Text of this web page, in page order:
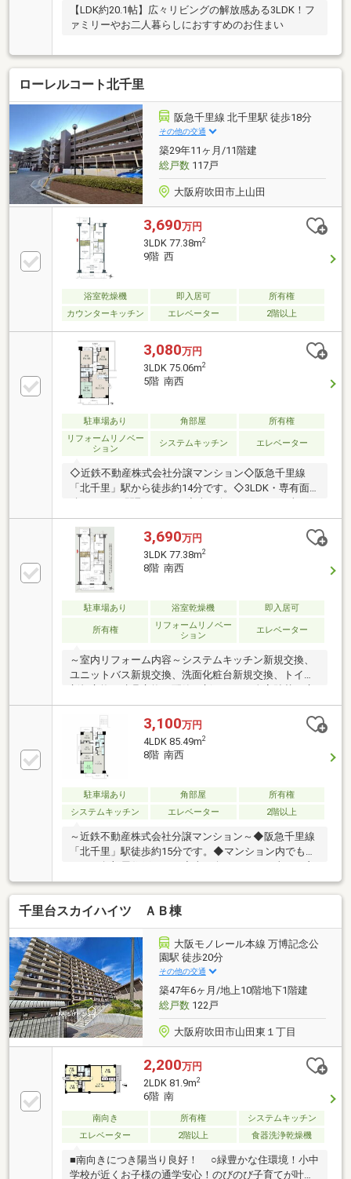
【LDK約20.1帖】広々リビングの解放感ある3LDK！フ
ァミリーやお二人暮らしにおすすめのお住まい
ローレルコート北千里
阪急千里線 北千里駅 徒歩18分
その他の交通
築29年11ヶ月/11階建
総戸数117戸
大阪府吹田市上山田
3,690万円
3LDK 77.38m2
9階 西
浴室乾燥機 即入居可
所有権
カウンターキッチン
エレベーター 2階以上
3,080万円
3LDK 75.06m2
5階 南西
駐車場あり 角部屋
所有権
リフォームリノベー
ション
システムキッチン エレベーター
◇近鉄不動産株式会社分譲マンション◇阪急千里線
「北千里」駅から徒歩約14分です。◇3LDK・専有面
り・通風良好です。◇周辺に買物施設・教育施設が充
実しています。◇リフォーム履歴あり 2023年：洋室の
クロス・床貼替、洗面室新調、ユニットバス交換、浴
室新調 2024年：LDKのクロス・フローリング貼替、ト
イレ交換、玄関タイル貼替、廊下貼替
3,690万円
3LDK 77.38m2
8階 南西
駐車場あり 浴室乾燥機 即入居可
所有権
リフォームリノベー
ション
エレベーター
～室内リフォーム内容～システムキッチン新規交換、
ユニットバス新規交換、洗面化粧台新規交換、トイレ
材張替、食洗器取付、ハウスクリーニング等◆阪急千
里線「北千里」駅徒歩約14分です。◆南西向きのため
日当たり良好です。◆両面バルコニーのため、通風良
好です。◆高台に位置するため、眺望良好です。◆閑
静な住宅街は子育て環境にぴったりです。◆周辺に教
育施設、買物施設が充実しています。皆様からのお問
合せ心よりお待ちしております。
3,100万円
4LDK 85.49m2
8階 南西
駐車場あり 角部屋
所有権
システムキッチン
エレベーター 2階以上
～近鉄不動産株式会社分譲マンション～◆阪急千里線
「北千里」駅徒歩約15分です。◆マンション内でも限
好です。◆両面バルコニーのため、通風良好です。◆
高台に位置するため、眺望良好です。◆閑静な住宅街
は子育て環境にぴったりです。◆周辺に教育施設、買
物施設が充実しています。◆リフォームの相談も承っ
ております。
千里台スカイハイツ ＡＢ棟
大阪モノレール本線 万博記念公
園駅 徒歩20分
その他の交通
築47年6ヶ月/地上10階地下1階建
総戸数122戸
大阪府吹田市山田東１丁目
2,200万円
2LDK 81.9m2
6階 南
南向き 所有権
システムキッチン
エレベーター
2階以上 食器洗浄乾燥機
■南向きにつき陽当り良好！ ○緑豊かな住環境！小中
学校が近くお子様の通学安心！のびのび子育てが叶い